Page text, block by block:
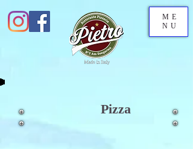
ME
NU
Pizza